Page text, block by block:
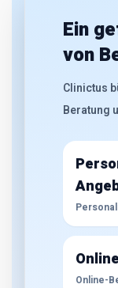
Ein
von
Clinictus
Beratung
Online-